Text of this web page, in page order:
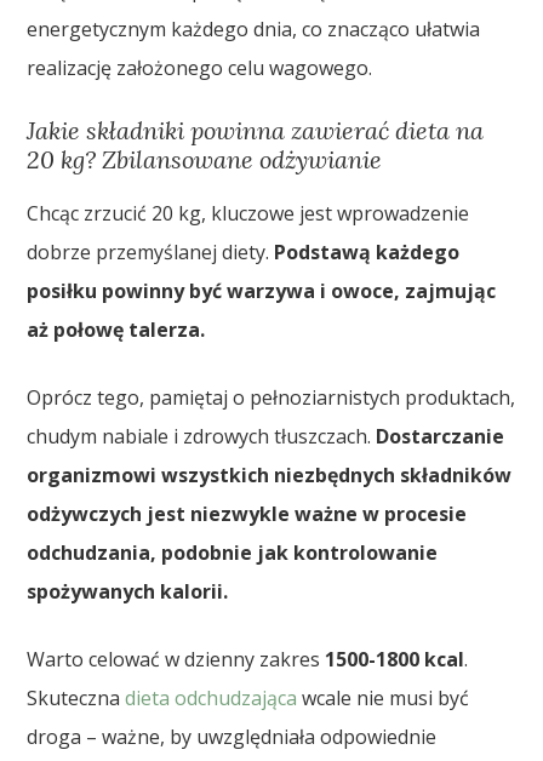
energetycznym każdego dnia, co znacząco ułatwia
realizację założonego celu wagowego.
Jakie składniki powinna zawierać dieta na
20 kg? Zbilansowane odżywianie
Chcąc zrzucić 20 kg, kluczowe jest wprowadzenie
dobrze przemyślanej diety. Podstawą każdego
posiłku powinny być warzywa i owoce, zajmując
aż połowę talerza.
Oprócz tego, pamiętaj o pełnoziarnistych produktach,
chudym nabiale i zdrowych tłuszczach. Dostarczanie
organizmowi wszystkich niezbędnych składników
odżywczych jest niezwykle ważne w procesie
odchudzania, podobnie jak kontrolowanie
spożywanych kalorii.
Warto celować w dzienny zakres 1500-1800 kcal.
Skutecznadieta odchudzająca wcale nie musi być
droga – ważne, by uwzględniała odpowiednie